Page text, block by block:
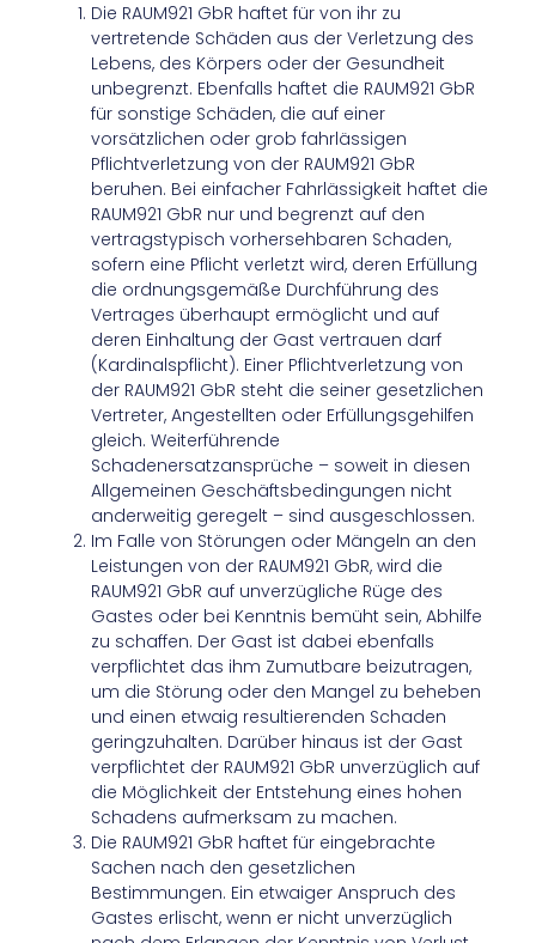
Die RAUM921 GbR haftet für von ihr zu
vertretende Schäden aus der Verletzung des
Lebens, des Körpers oder der Gesundheit
unbegrenzt. Ebenfalls haftet die RAUM921 GbR
für sonstige Schäden, die auf einer
vorsätzlichen oder grob fahrlässigen
Pflichtverletzung von der RAUM921 GbR
beruhen. Bei einfacher Fahrlässigkeit haftet die
RAUM921 GbR nur und begrenzt auf den
vertragstypisch vorhersehbaren Schaden,
sofern eine Pflicht verletzt wird, deren Erfüllung
die ordnungsgemäße Durchführung des
Vertrages überhaupt ermöglicht und auf
deren Einhaltung der Gast vertrauen darf
(Kardinalspflicht). Einer Pflichtverletzung von
der RAUM921 GbR steht die seiner gesetzlichen
Vertreter, Angestellten oder Erfüllungsgehilfen
gleich. Weiterführende
Schadenersatzansprüche – soweit in diesen
Allgemeinen Geschäftsbedingungen nicht
anderweitig geregelt – sind ausgeschlossen.
Im Falle von Störungen oder Mängeln an den
Leistungen von der RAUM921 GbR, wird die
RAUM921 GbR auf unverzügliche Rüge des
Gastes oder bei Kenntnis bemüht sein, Abhilfe
zu schaffen. Der Gast ist dabei ebenfalls
verpflichtet das ihm Zumutbare beizutragen,
um die Störung oder den Mangel zu beheben
und einen etwaig resultierenden Schaden
geringzuhalten. Darüber hinaus ist der Gast
verpflichtet der RAUM921 GbR unverzüglich auf
die Möglichkeit der Entstehung eines hohen
Schadens aufmerksam zu machen.
Die RAUM921 GbR haftet für eingebrachte
Sachen nach den gesetzlichen
Bestimmungen. Ein etwaiger Anspruch des
Gastes erlischt, wenn er nicht unverzüglich